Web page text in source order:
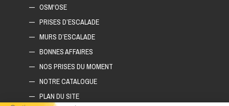
OSM'OSE
PRISES D’ESCALADE
MURS D’ESCALADE
BONNES AFFAIRES
NOS PRISES DU MOMENT
NOTRE CATALOGUE
PLAN DU SITE